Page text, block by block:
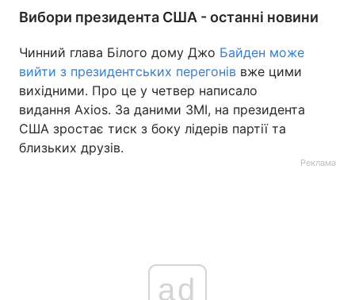
Вибори президента США - останні новини
Чинний глава Білого дому Джо Байден може
вийти з президентських перегонів вже цими
вихідними. Про це у четвер написало
видання Аxios. За даними ЗМІ, на президента
США зростає тиск з боку лідерів партії та
близьких друзів.
Реклама
ad